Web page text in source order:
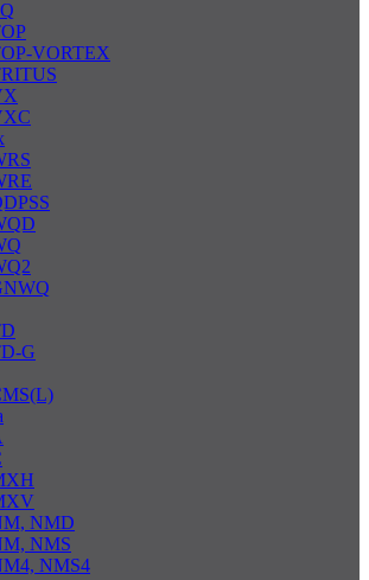
VORTEX
G
NMD
NMS
NMS4